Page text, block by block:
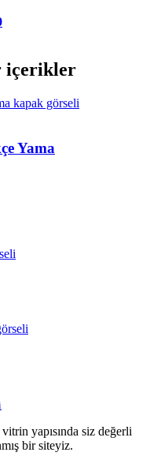
içerikler
Yama
yapısında siz değerli
bir siteyiz.